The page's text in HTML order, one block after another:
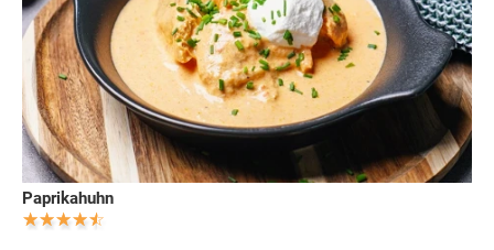
Paprikahuhn